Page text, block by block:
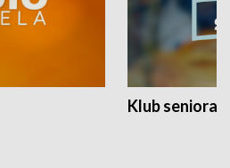
Klub seniora